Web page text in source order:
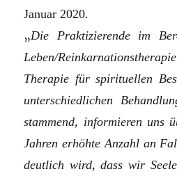
Januar 2020.
„Die Praktizierende im
Leben/
Therapie für spirituellen
unterschiedlichen
stammend, informieren uns
Jahren erhöhte Anzahl an
deutlich wird, dass wir